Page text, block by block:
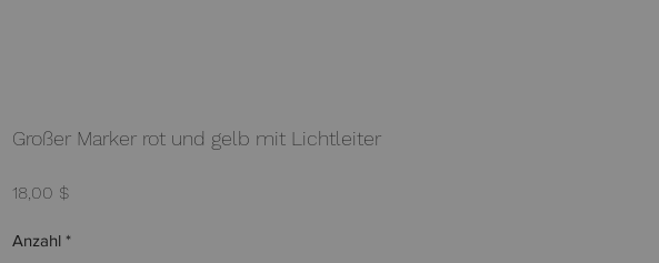
Großer Marker rot und gelb mit Lichtleiter
18,00 $Preis
Anzahl *